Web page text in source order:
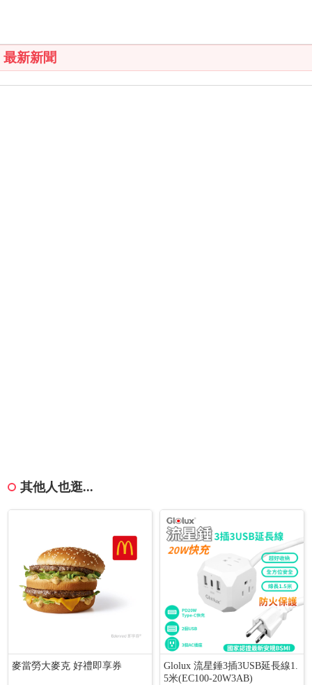
最新新聞
其他人也逛...
麥當勞大麥克 好禮即享券
Glolux 流星錘3插3USB延長線1.
5米(EC100-20W3AB)